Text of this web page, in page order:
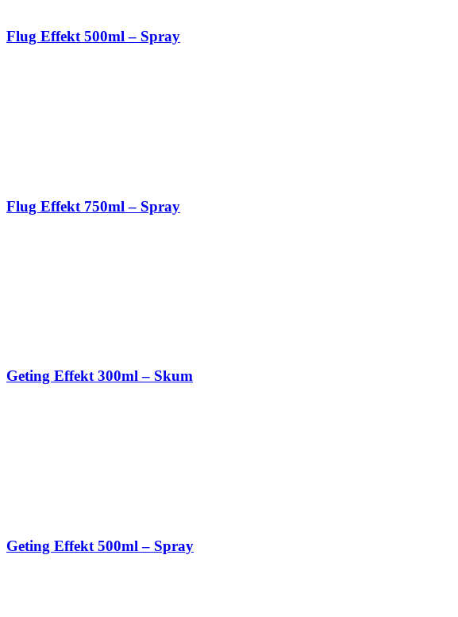
Flug Effekt 500ml – Spray
Flug Effekt 750ml – Spray
Geting Effekt 300ml – Skum
Geting Effekt 500ml – Spray